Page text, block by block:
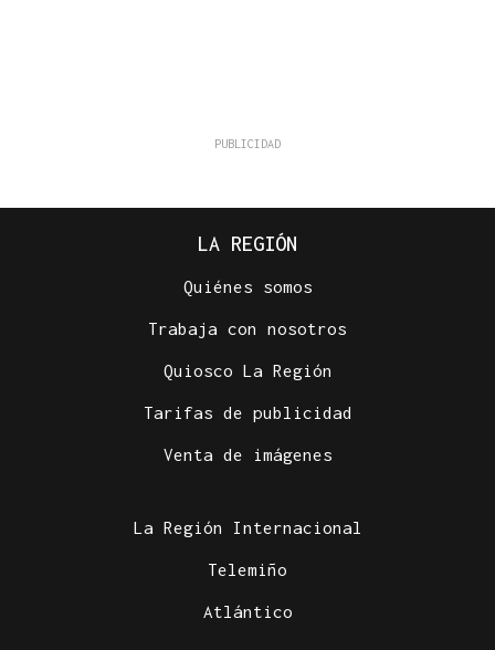
LA REGIÓN
Quiénes somos
Trabaja con nosotros
Quiosco La Región
Tarifas de publicidad
Venta de imágenes
La Región Internacional
Telemiño
Atlántico